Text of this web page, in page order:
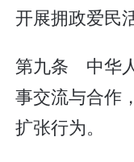
开展拥政爱民
第九条 中华
事交流与合作
扩张行为。